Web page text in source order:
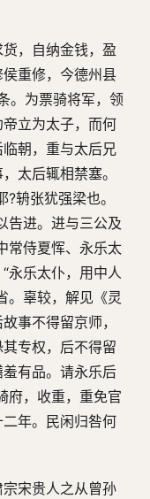
，自纳金钱，盈
重修，今德州县
。为票骑将军，领
立为太子，而何
朝，重与太后兄
太后辄相禁塞。
辀张犹强梁也。
告进。进与三公及
常侍夏恽、永乐太
永乐太仆，用中人
。辜较，解见《灵
事不得留京师，
专权，后不得留
有品。请永乐后
府，收重，重免官
年。民闲归咎何
宋贵人之从曾孙